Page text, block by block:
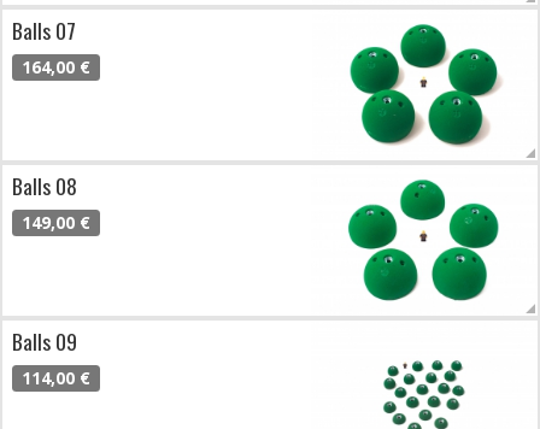
Balls 07
164,00 €
Balls 08
149,00 €
Balls 09
114,00 €